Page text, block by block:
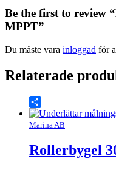
Be the first to review
MPPT”
Du måste vara inloggad för
Relaterade
Share
Marina AB
Rollerbygel